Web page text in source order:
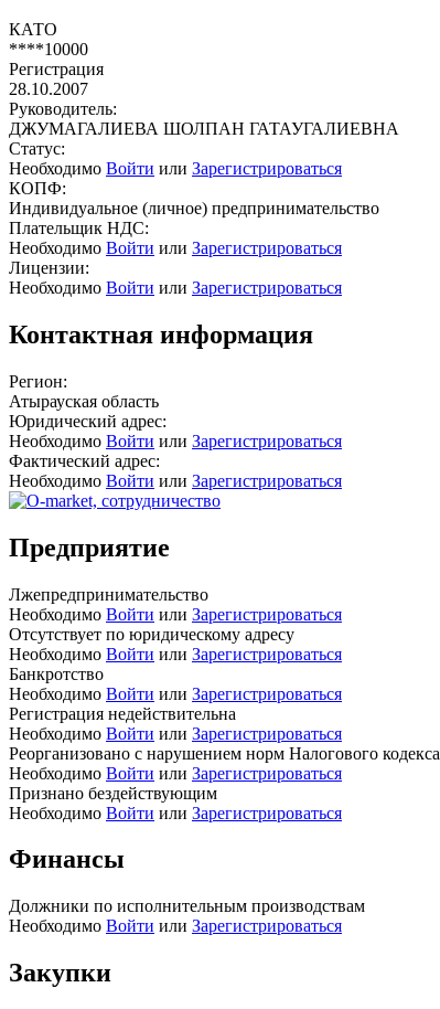
КАТО
****10000
Регистрация
28.10.2007
Руководитель:
ДЖУМАГАЛИЕВА ШОЛПАН ГАТАУГАЛИЕВНА
Статус:
Необходимо Войти или Зарегистрироваться
КОПФ:
Индивидуальное (личное) предпринимательство
Плательщик НДС:
Необходимо Войти или Зарегистрироваться
Лицензии:
Необходимо Войти или Зарегистрироваться
Контактная информация
Регион:
Атырауская область
Юридический адрес:
Необходимо Войти или Зарегистрироваться
Фактический адрес:
Необходимо Войти или Зарегистрироваться
Предприятие
Лжепредпринимательство
Необходимо Войти или Зарегистрироваться
Отсутствует по юридическому адресу
Необходимо Войти или Зарегистрироваться
Банкротство
Необходимо Войти или Зарегистрироваться
Регистрация недействительна
Необходимо Войти или Зарегистрироваться
Реорганизовано с нарушением норм Налогового кодекса
Необходимо Войти или Зарегистрироваться
Признано бездействующим
Необходимо Войти или Зарегистрироваться
Финансы
Должники по исполнительным производствам
Необходимо Войти или Зарегистрироваться
Закупки